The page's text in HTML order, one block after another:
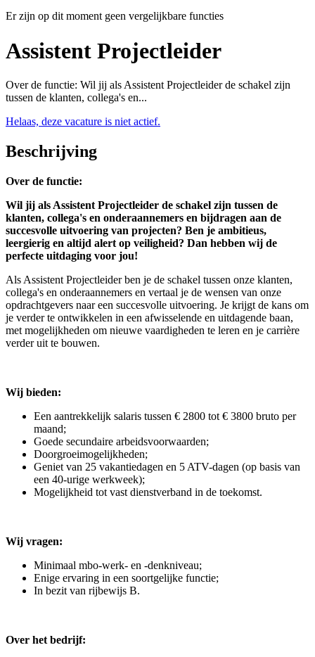
Er zijn op dit moment geen vergelijkbare functies
Assistent Projectleider
Over de functie: Wil jij als Assistent Projectleider de schakel zijn
tussen de klanten, collega's en...
Helaas, deze vacature is niet actief.
Beschrijving
Over de functie:
Wil jij als Assistent Projectleider de schakel zijn tussen de
klanten, collega's en onderaannemers en bijdragen aan de
succesvolle uitvoering van projecten? Ben je ambitieus,
leergierig en altijd alert op veiligheid? Dan hebben wij de
perfecte uitdaging voor jou!
Als Assistent Projectleider ben je de schakel tussen onze klanten,
collega's en onderaannemers en vertaal je de wensen van onze
opdrachtgevers naar een succesvolle uitvoering. Je krijgt de kans om
je verder te ontwikkelen in een afwisselende en uitdagende baan,
met mogelijkheden om nieuwe vaardigheden te leren en je carrière
verder uit te bouwen.
Wij bieden:
Een aantrekkelijk salaris tussen € 2800 tot € 3800 bruto per
maand;
Goede secundaire arbeidsvoorwaarden;
Doorgroeimogelijkheden;
Geniet van 25 vakantiedagen en 5 ATV-dagen (op basis van
een 40-urige werkweek);
Mogelijkheid tot vast dienstverband in de toekomst.
Wij vragen:
Minimaal mbo-werk- en -denkniveau;
Enige ervaring in een soortgelijke functie;
In bezit van rijbewijs B.
Over het bedrijf: